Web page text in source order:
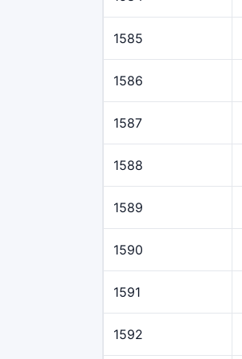
1585
1586
1587
1588
1589
1590
1591
1592